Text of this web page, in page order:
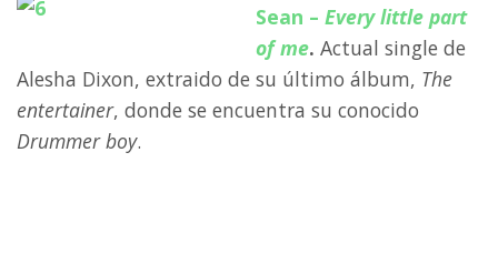
Sean – Every little part
of me. Actual single de
Alesha Dixon, extraido de su último álbum, The
entertainer, donde se encuentra su conocido
Drummer boy.